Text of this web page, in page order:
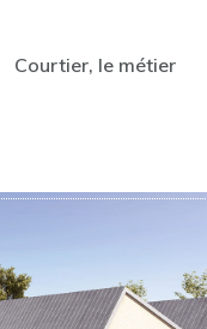
Courtier, le métier